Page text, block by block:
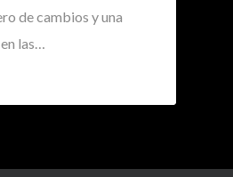
de cambios y una
las…